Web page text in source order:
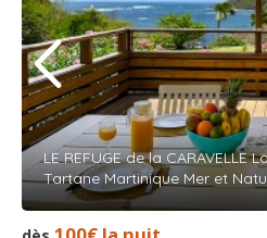
LE REFUGE de la CARAVELLE
Tartane Martinique Mer et